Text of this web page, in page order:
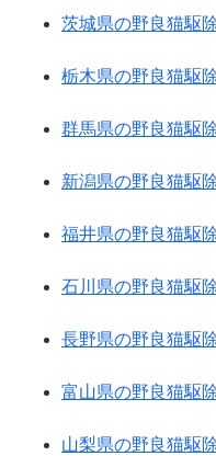
茨城県の野良猫駆
栃木県の野良猫駆
群馬県の野良猫駆
新潟県の野良猫駆
福井県の野良猫駆
石川県の野良猫駆
長野県の野良猫駆
富山県の野良猫駆
山梨県の野良猫駆